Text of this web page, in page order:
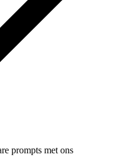
prompts met ons